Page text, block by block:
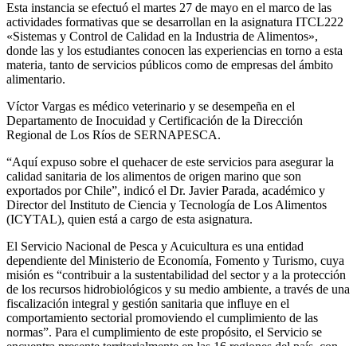
Esta instancia se efectuó el martes 27 de mayo en el marco de las
actividades formativas que se desarrollan en la asignatura ITCL222
«Sistemas y Control de Calidad en la Industria de Alimentos»,
donde las y los estudiantes conocen las experiencias en torno a esta
materia, tanto de servicios públicos como de empresas del ámbito
alimentario.
Víctor Vargas es médico veterinario y se desempeña en el
Departamento de Inocuidad y Certificación de la Dirección
Regional de Los Ríos de SERNAPESCA.
“Aquí expuso sobre el quehacer de este servicios para asegurar la
calidad sanitaria de los alimentos de origen marino que son
exportados por Chile”, indicó el Dr. Javier Parada, académico y
Director del Instituto de Ciencia y Tecnología de Los Alimentos
(ICYTAL), quien está a cargo de esta asignatura.
El Servicio Nacional de Pesca y Acuicultura es una entidad
dependiente del Ministerio de Economía, Fomento y Turismo, cuya
misión es “contribuir a la sustentabilidad del sector y a la protección
de los recursos hidrobiológicos y su medio ambiente, a través de una
fiscalización integral y gestión sanitaria que influye en el
comportamiento sectorial promoviendo el cumplimiento de las
normas”. Para el cumplimiento de este propósito, el Servicio se